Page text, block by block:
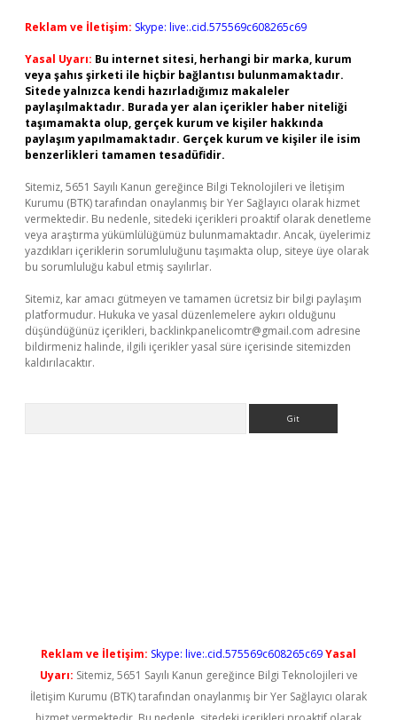
Reklam ve İletişim: Skype: live:.cid.575569c608265c69
Yasal Uyarı: Bu internet sitesi, herhangi bir marka, kurum
veya şahıs şirketi ile hiçbir bağlantısı bulunmamaktadır.
Sitede yalnızca kendi hazırladığımız makaleler
paylaşılmaktadır. Burada yer alan içerikler haber niteliği
taşımamakta olup, gerçek kurum ve kişiler hakkında
paylaşım yapılmamaktadır. Gerçek kurum ve kişiler ile isim
benzerlikleri tamamen tesadüfidir.
Sitemiz, 5651 Sayılı Kanun gereğince Bilgi Teknolojileri ve İletişim
Kurumu (BTK) tarafından onaylanmış bir Yer Sağlayıcı olarak hizmet
vermektedir. Bu nedenle, sitedeki içerikleri proaktif olarak denetleme
veya araştırma yükümlülüğümüz bulunmamaktadır. Ancak, üyelerimiz
yazdıkları içeriklerin sorumluluğunu taşımakta olup, siteye üye olarak
bu sorumluluğu kabul etmiş sayılırlar.
Sitemiz, kar amacı gütmeyen ve tamamen ücretsiz bir bilgi paylaşım
platformudur. Hukuka ve yasal düzenlemelere aykırı olduğunu
düşündüğünüz içerikleri, backlinkpanelicomtr@gmail.com adresine
bildirmeniz halinde, ilgili içerikler yasal süre içerisinde sitemizden
kaldırılacaktır.
Reklam ve İletişim: Skype: live:.cid.575569c608265c69Yasal
Uyarı: Sitemiz, 5651 Sayılı Kanun gereğince Bilgi Teknolojileri ve
İletişim Kurumu (BTK) tarafından onaylanmış bir Yer Sağlayıcı olarak